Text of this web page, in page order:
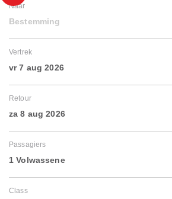
Naar
Bestemming
Vertrek
vr 7 aug 2026
Retour
za 8 aug 2026
Passagiers
1 Volwassene
Class